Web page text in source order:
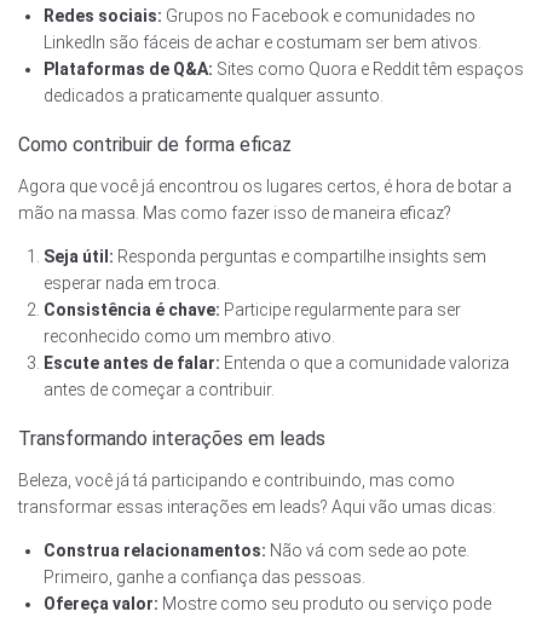
Redes sociais: Grupos no Facebook e comunidades no
LinkedIn são fáceis de achar e costumam ser bem ativos.
Plataformas de Q&A: Sites como Quora e Reddit têm espaços
dedicados a praticamente qualquer assunto.
Como contribuir de forma eficaz
Agora que você já encontrou os lugares certos, é hora de botar a
mão na massa. Mas como fazer isso de maneira eficaz?
Seja útil: Responda perguntas e compartilhe insights sem
esperar nada em troca.
Consistência é chave: Participe regularmente para ser
reconhecido como um membro ativo.
Escute antes de falar: Entenda o que a comunidade valoriza
antes de começar a contribuir.
Transformando interações em leads
Beleza, você já tá participando e contribuindo, mas como
transformar essas interações em leads? Aqui vão umas dicas:
Construa relacionamentos: Não vá com sede ao pote.
Primeiro, ganhe a confiança das pessoas.
Ofereça valor: Mostre como seu produto ou serviço pode